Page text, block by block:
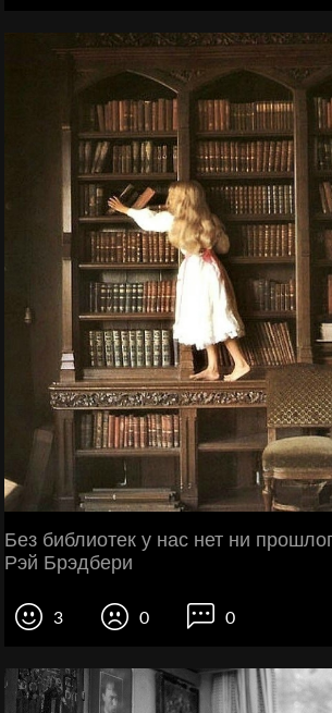
Без библиотек у нас нет ни
Рэй Брэдбери
3 0 0